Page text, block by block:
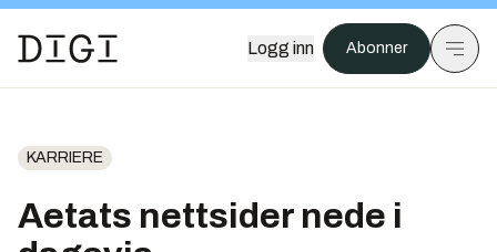
Logg inn Abonner
KARRIERE
Aetats nettsider nede i